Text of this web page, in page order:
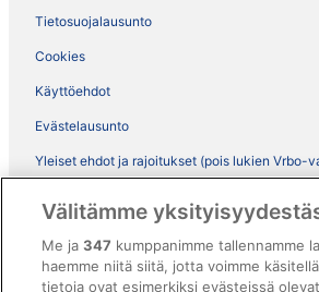
Tietosuojalausunto
Cookies
Käyttöehdot
Evästelausunto
Yleiset ehdot ja rajoitukset (pois lukien Vrbo-
ebookers BONUS+ -ohjelman ehdot
Välitämme
Me ja347 kumppanimme tallennamme
haemme niitä siitä, jotta voimme
tietoja ovat esimerkiksi evästeissä